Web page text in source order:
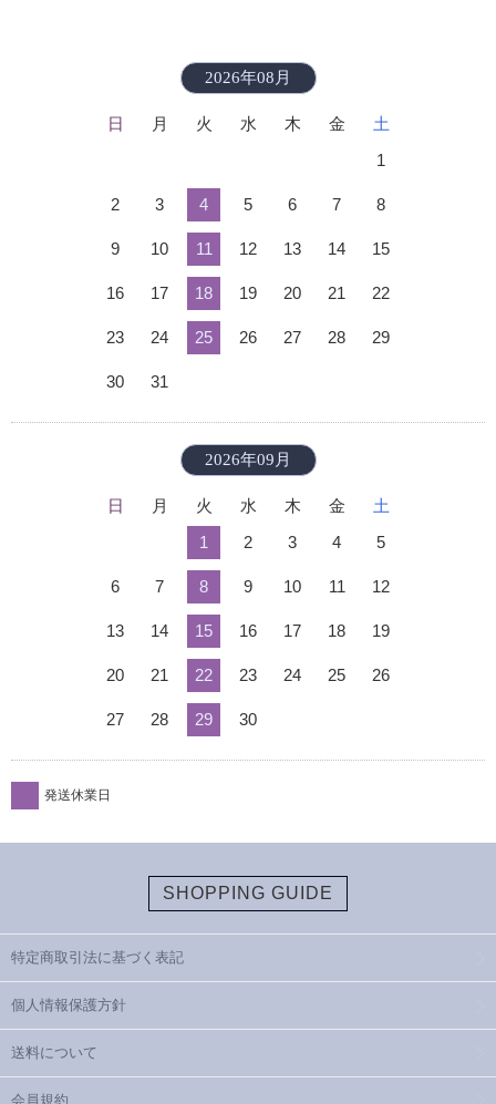
2026年08月
日 月 火 水 木 金
土
1
2 3 4 5 6 7 8
9 10 11 12 13 14 15
16 17 18 19 20 21 22
23 24 25 26 27 28 29
30 31
2026年09月
日 月 火 水 木 金
土
1
2 3 4 5
6 7 8 9 10 11 12
13 14 15 16 17 18 19
20 21 22 23 24 25 26
27 28 29 30
発送休業日
SHOPPING GUIDE
特定商取引法に基づく表記
個人情報保護方針
送料について
会員規約